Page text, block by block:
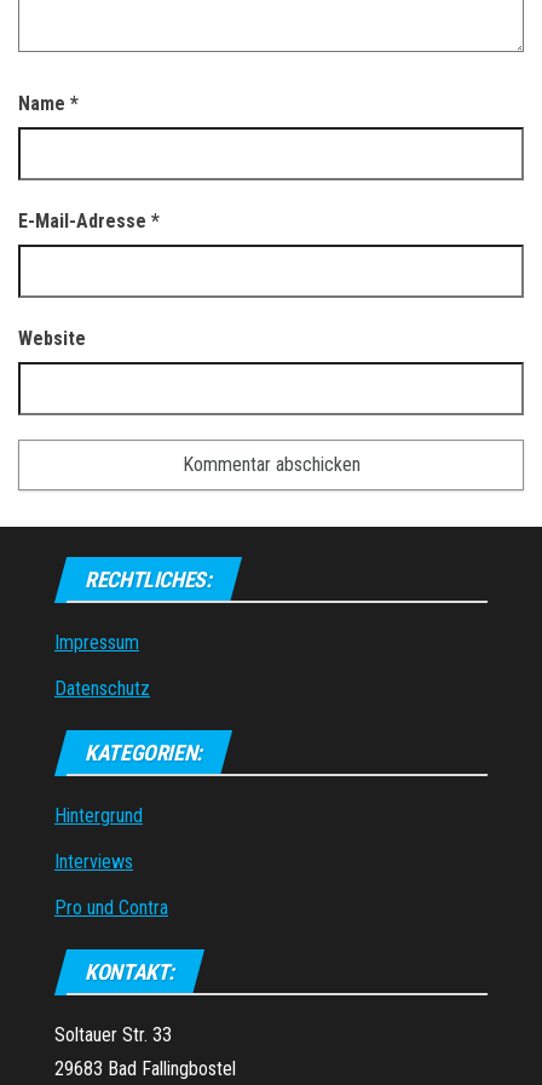
Name *
E-Mail-Adresse *
Website
RECHTLICHES:
Impressum
Datenschutz
KATEGORIEN:
Hintergrund
Interviews
Pro und Contra
KONTAKT:
Soltauer Str. 33
29683 Bad Fallingbostel